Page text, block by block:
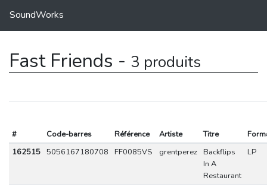
SoundWorks
Fast Friends - 3 produits
# Code-barres Référence Artiste Titre
162515 5056167180708 FF0085VS grentperez Backflips
In A
Restaurant
LP